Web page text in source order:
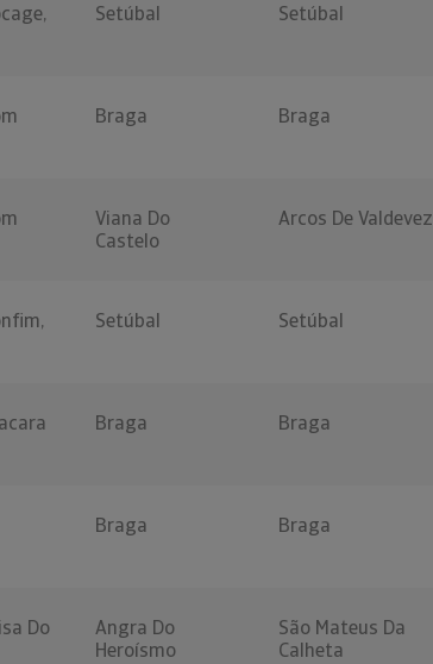
Setúbal Setúbal
Braga Braga
Viana Do
Castelo
Arcos De Valdevez
Setúbal Setúbal
Braga Braga
Braga Braga
Do
Angra Do
Heroísmo
São Mateus Da
Calheta